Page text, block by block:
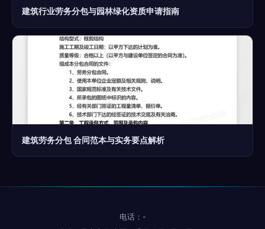
建筑行业劳务分包与园林绿化资质申请指南
建筑劳务分包 合同范本与实务要点解析
电话：-